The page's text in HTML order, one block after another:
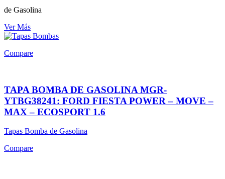
de Gasolina
Ver Más
Compare
TAPA BOMBA DE GASOLINA MGR-
YTBG38241: FORD FIESTA POWER – MOVE –
MAX – ECOSPORT 1.6
Tapas Bomba de Gasolina
Compare